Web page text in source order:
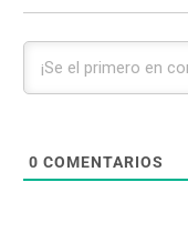
0 COMENTARIOS